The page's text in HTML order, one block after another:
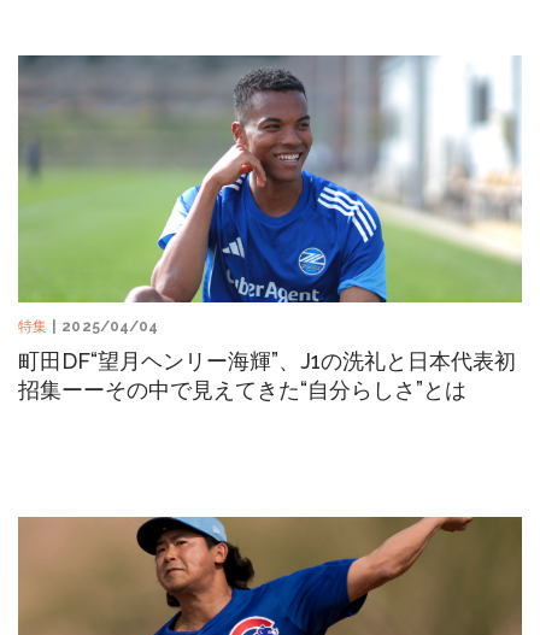
特集 | 2025/04/04
町田DF“望月ヘンリー海輝”、J1の洗礼と日本代表初
招集ーーその中で見えてきた“自分らしさ”とは